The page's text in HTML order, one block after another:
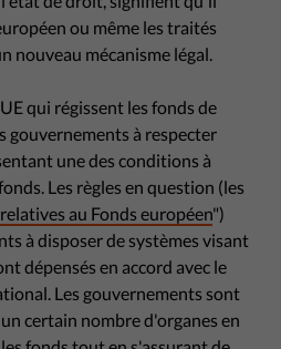
ou même les traités
nouveau mécanisme légal.
qui régissent les fonds de
gouvernements à respecter
une des conditions à
Les règles en question (les
au Fonds européen")
à disposer de systèmes visant
dépensés en accord avec le
Les gouvernements sont
certain nombre d'organes en